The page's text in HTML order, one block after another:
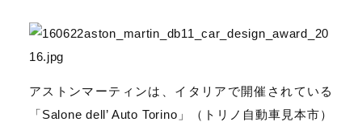
アストンマーティンは、イタリアで開催されている
「Salone dell’ Auto Torino」（トリノ自動車見本市）